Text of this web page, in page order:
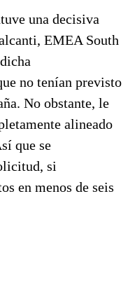
una decisiva
EMEA South
no tenían previsto
No obstante, le
alineado
que se
si
en menos de seis